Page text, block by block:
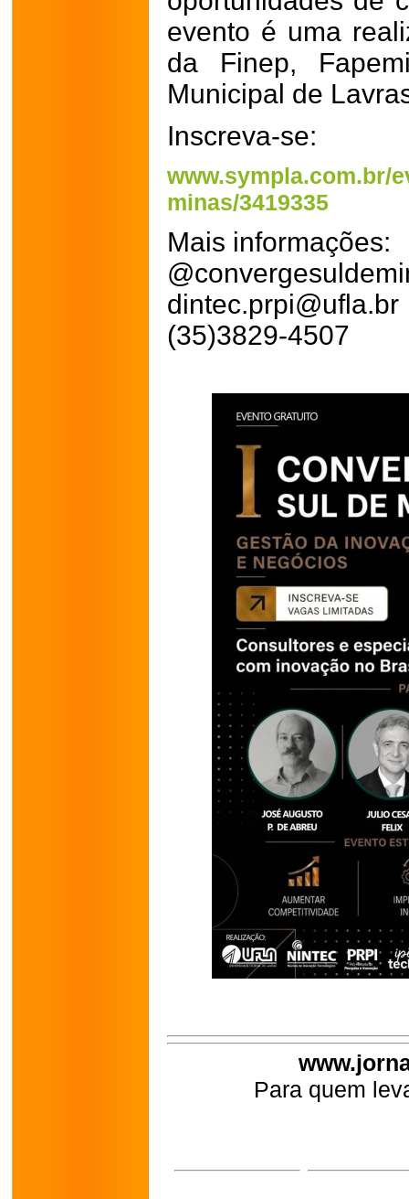
evento é uma
da Finep,
Municipal de
Inscreva-se:
www.sympla.com.br/
minas/3419335
Mais informações:
dintec.prpi@ufla.br
(35)3829-4507
Para quem